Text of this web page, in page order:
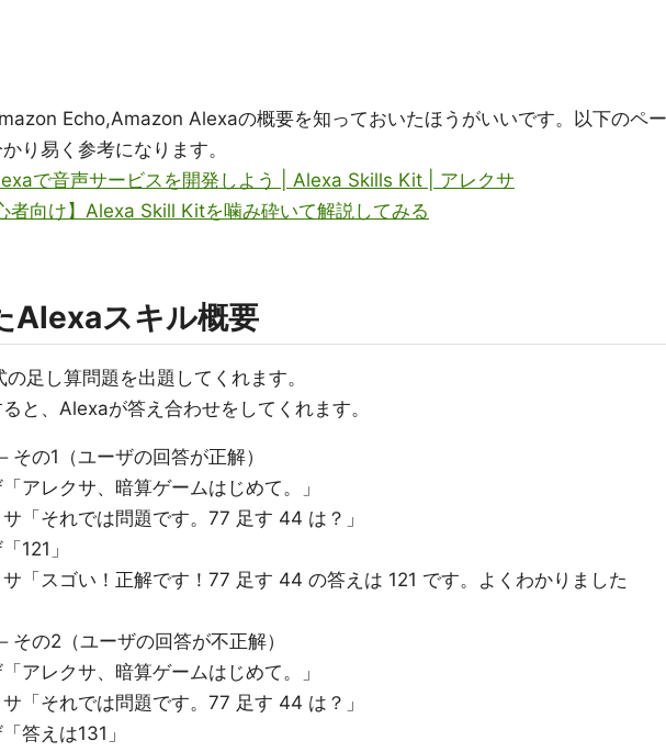
Echo,Amazon Alexaの概要を知っておいたほうがいいです。以下のペー
り易く参考になります。
で音声サービスを開発しよう | Alexa Skills Kit | アレクサ
者向け】Alexa Skill Kitを噛み砕いて解説してみる
Alexaスキル概要
足し算問題を出題してくれます。
と、Alexaが答え合わせをしてくれます。
その1（ユーザの回答が正解）
アレクサ、暗算ゲームはじめて。」
「それでは問題です。77 足す 44 は？」
121」
「スゴい！正解です！77 足す 44 の答えは 121 です。よくわかりました
その2（ユーザの回答が不正解）
アレクサ、暗算ゲームはじめて。」
「それでは問題です。77 足す 44 は？」
答えは131」